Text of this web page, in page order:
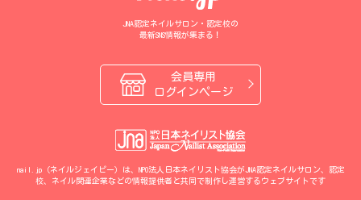
JNA認定ネイルサロン・認定校の
最新SNS情報が集まる！
会員専用
ログインページ
nail.jp（ネイルジェイピー）は、NPO法人日本ネイリスト協会がJNA認定ネイルサロン、認定
校、ネイル関連企業などの情報提供者と共同で制作し運営するウェブサイトです